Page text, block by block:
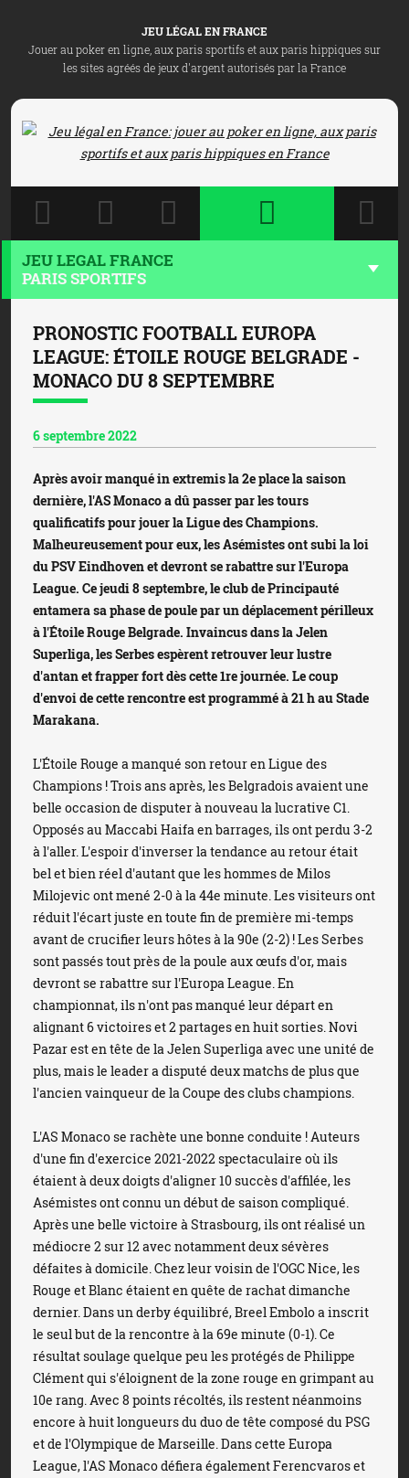
JEU LÉGAL EN FRANCE
Jouer au poker en ligne, aux paris sportifs et aux paris hippiques sur
les sites agréés de jeux d'argent autorisés par la France
JEU LEGAL FRANCE
PARIS SPORTIFS
PRONOSTIC FOOTBALL EUROPA
LEAGUE: ÉTOILE ROUGE BELGRADE -
MONACO DU 8 SEPTEMBRE
6 septembre 2022
Après avoir manqué in extremis la 2e place la saison
dernière, l'AS Monaco a dû passer par les tours
qualificatifs pour jouer la Ligue des Champions.
Malheureusement pour eux, les Asémistes ont subi la loi
du PSV Eindhoven et devront se rabattre sur l'Europa
League. Ce jeudi 8 septembre, le club de Principauté
entamera sa phase de poule par un déplacement périlleux
à l'Étoile Rouge Belgrade. Invaincus dans la Jelen
Superliga, les Serbes espèrent retrouver leur lustre
d'antan et frapper fort dès cette 1re journée. Le coup
d'envoi de cette rencontre est programmé à 21 h au Stade
Marakana.
L'Étoile Rouge a manqué son retour en Ligue des
Champions ! Trois ans après, les Belgradois avaient une
belle occasion de disputer à nouveau la lucrative C1.
Opposés au Maccabi Haifa en barrages, ils ont perdu 3-2
à l'aller. L'espoir d'inverser la tendance au retour était
bel et bien réel d'autant que les hommes de Milos
Milojevic ont mené 2-0 à la 44e minute. Les visiteurs ont
réduit l'écart juste en toute fin de première mi-temps
avant de crucifier leurs hôtes à la 90e (2-2) ! Les Serbes
sont passés tout près de la poule aux œufs d'or, mais
devront se rabattre sur l'Europa League. En
championnat, ils n'ont pas manqué leur départ en
alignant 6 victoires et 2 partages en huit sorties. Novi
Pazar est en tête de la Jelen Superliga avec une unité de
plus, mais le leader a disputé deux matchs de plus que
l'ancien vainqueur de la Coupe des clubs champions.
L'AS Monaco se rachète une bonne conduite ! Auteurs
d'une fin d'exercice 2021-2022 spectaculaire où ils
étaient à deux doigts d'aligner 10 succès d'affilée, les
Asémistes ont connu un début de saison compliqué.
Après une belle victoire à Strasbourg, ils ont réalisé un
médiocre 2 sur 12 avec notamment deux sévères
défaites à domicile. Chez leur voisin de l'OGC Nice, les
Rouge et Blanc étaient en quête de rachat dimanche
dernier. Dans un derby équilibré, Breel Embolo a inscrit
le seul but de la rencontre à la 69e minute (0-1). Ce
résultat soulage quelque peu les protégés de Philippe
Clément qui s'éloignent de la zone rouge en grimpant au
10e rang. Avec 8 points récoltés, ils restent néanmoins
encore à huit longueurs du duo de tête composé du PSG
et de l'Olympique de Marseille. Dans cette Europa
League, l'AS Monaco défiera également Ferencvaros et